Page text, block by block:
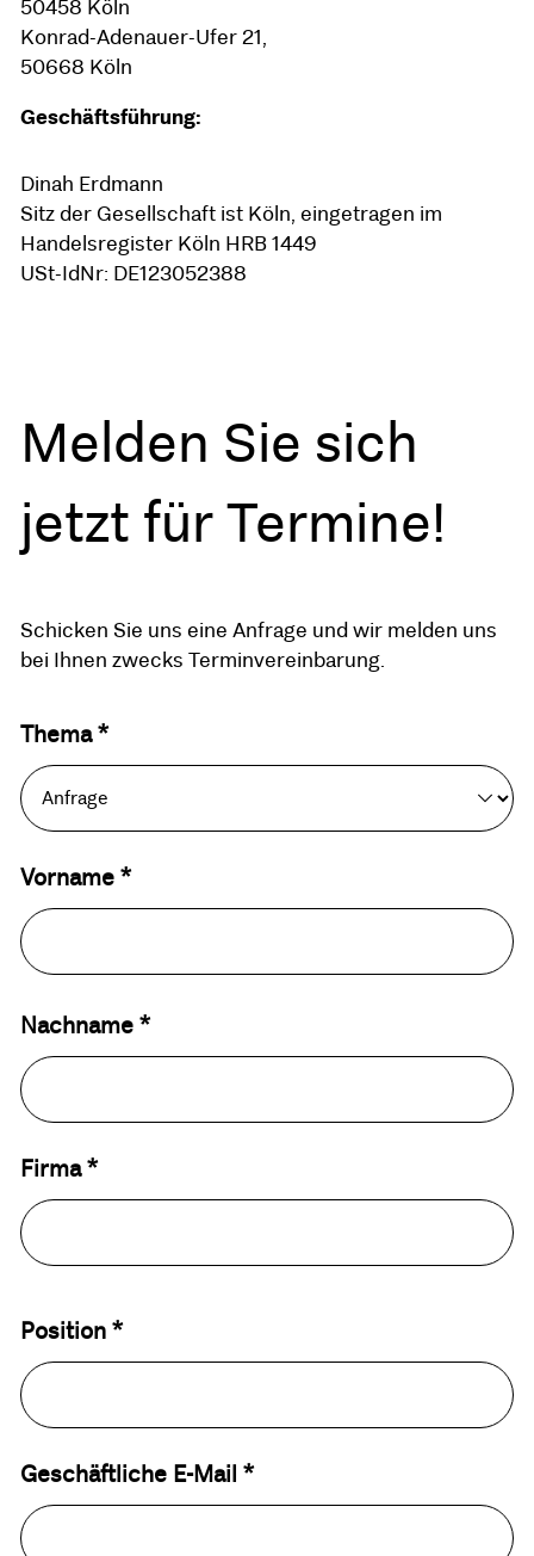
50458 Köln
Konrad-Adenauer-Ufer 21,
50668 Köln
Geschäftsführung:
Dinah Erdmann
Sitz der Gesellschaft ist Köln, eingetragen im
Handelsregister Köln HRB 1449
USt-IdNr: DE123052388
Melden Sie sich
jetzt für Termine!
Schicken Sie uns eine Anfrage und wir melden uns
bei Ihnen zwecks Terminvereinbarung.
Thema *
Vorname *
Nachname *
Firma *
Position *
Geschäftliche E-Mail *